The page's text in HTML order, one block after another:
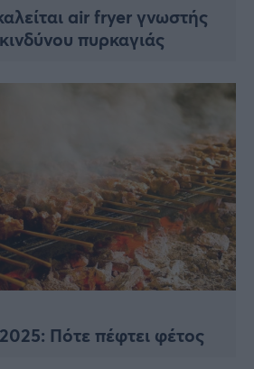
air fryer γνωστής
πυρκαγιάς
Πότε πέφτει φέτος